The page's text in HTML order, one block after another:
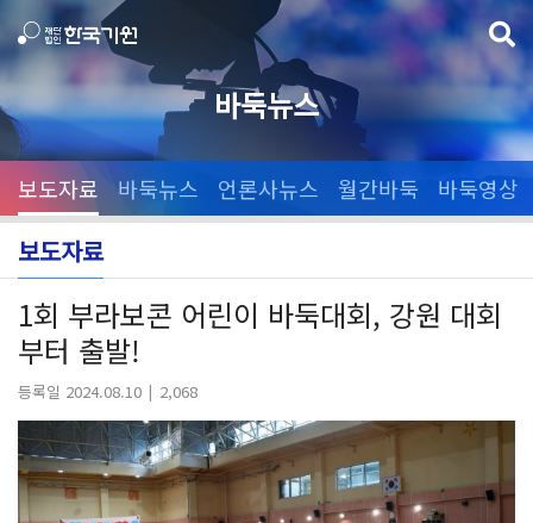
바둑뉴스
보도자료 바둑뉴스 언론사뉴스 월간바둑 바둑영상
보도자료
1회 부라보콘 어린이 바둑대회, 강원 대회
부터 출발!
등록일 2024.08.10 2,068